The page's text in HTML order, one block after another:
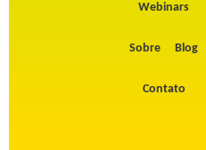
Webinars
Sobre Blog
Contato